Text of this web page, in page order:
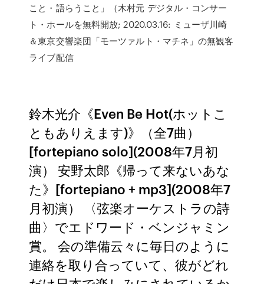
こと・語らうこと」（木村元 デジタル・コンサー
ト・ホールを無料開放; 2020.03.16: ミューザ川崎
＆東京交響楽団「モーツァルト・マチネ」の無観客
ライブ配信
鈴木光介《Even Be Hot(ホットこ
ともありえます)》（全7曲）
[fortepiano solo](2008年7月初
演） 安野太郎《帰って来ないあな
た》[fortepiano + mp3](2008年7
月初演） 〈弦楽オーケストラの詩
曲〉でエドワード・ベンジャミン
賞。 会の準備云々に毎日のように
連絡を取り合っていて、彼がどれ